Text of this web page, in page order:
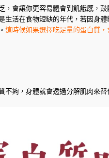
，會讓你更容易體會到飢餓感，
生活在食物短缺的年代，若因身
這時候如果選擇吃足量的蛋白質
不夠，身體就會透過分解肌肉來替